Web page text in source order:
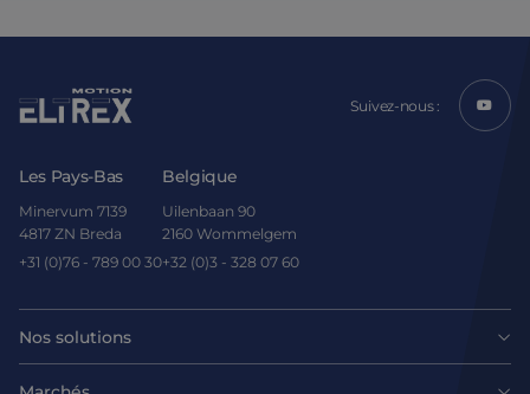
Suivez-nous :
Les Pays-Bas
Minervum 7139
4817 ZN Breda
+31 (0)76 - 789 00 30
Belgique
Uilenbaan 90
2160 Wommelgem
+32 (0)3 - 328 07 60
Nos solutions
Moteurs